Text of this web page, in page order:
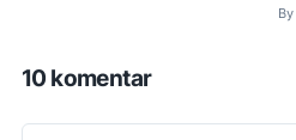
By
10 komentar